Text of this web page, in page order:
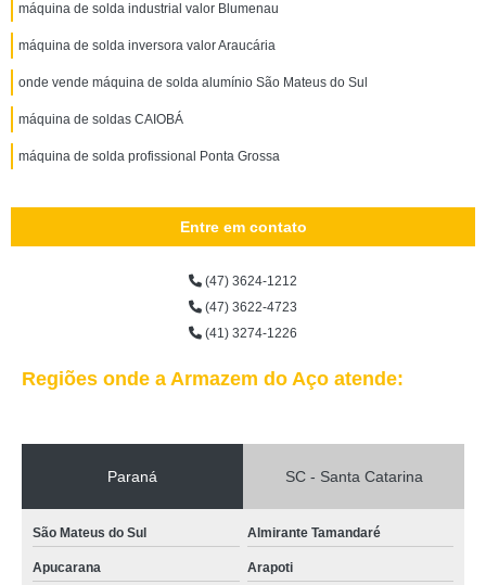
máquina de solda industrial valor Blumenau
máquina de solda inversora valor Araucária
onde vende máquina de solda alumínio São Mateus do Sul
máquina de soldas CAIOBÁ
máquina de solda profissional Ponta Grossa
Entre em contato
(47) 3624-1212
(47) 3622-4723
(41) 3274-1226
Regiões onde a Armazem do Aço atende:
Paraná SC - Santa Catarina
São Mateus do Sul Almirante Tamandaré
Apucarana Arapoti